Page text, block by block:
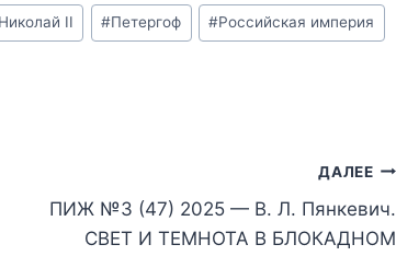
Николай II #Петергоф #Российская империя
ДАЛЕЕ
ПИЖ №3 (47) 2025 — В. Л. Пянкевич.
СВЕТ И ТЕМНОТА В БЛОКАДНОМ